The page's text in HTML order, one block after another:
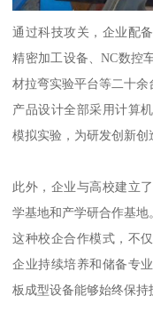
通过科技攻关，企业配
精密加工设备、NC数控
材拉弯实验平台等二十余
产品设计全部采用计算
模拟实验，为研发创新创
此外，企业与高校建立
学基地和产学研合作基地
这种校企合作模式，不
企业持续培养和储备专
板成型设备能够始终保持